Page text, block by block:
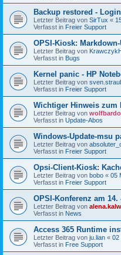
Backup restored -
Letzter Beitrag von SirTux «
Verfasst in Freier Support
OPSI-Kiosk:
Letzter Beitrag von
Verfasst in Bugs
Kernel panic - HP
Letzter Beitrag von
Verfasst in Freier Support
Wichtiger Hinweis zum
Letzter Beitrag von wolfbardo
Verfasst in Update-Abos
Windows-Update-msu
Letzter Beitrag von
Verfasst in Freier Support
Opsi-Client-Kiosk:
Letzter Beitrag von bobo « 05
Verfasst in Freier Support
OPSI-Konferenz am
Letzter Beitrag von
Verfasst in News
Access 365 Runtime
Letzter Beitrag von ju.lian « 02
Verfasst in Free Support